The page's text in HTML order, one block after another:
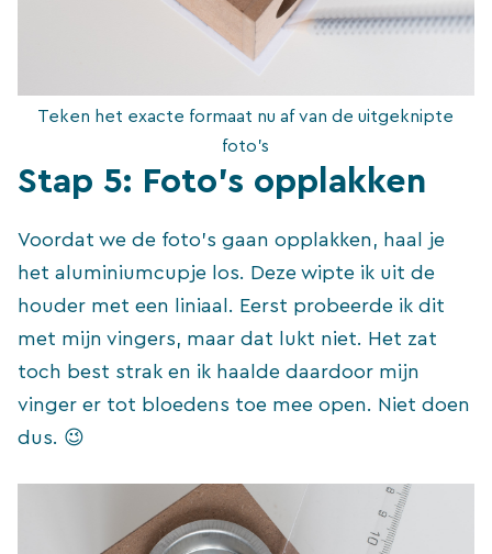
Teken het exacte formaat nu af van de uitgeknipte
foto’s
Stap 5: Foto’s opplakken
Voordat we de foto’s gaan opplakken, haal je
het aluminiumcupje los. Deze wipte ik uit de
houder met een liniaal. Eerst probeerde ik dit
met mijn vingers, maar dat lukt niet. Het zat
toch best strak en ik haalde daardoor mijn
vinger er tot bloedens toe mee open. Niet doen
dus. 😉